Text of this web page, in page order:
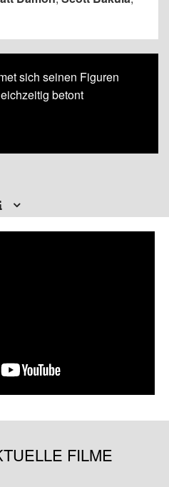
sich seinen Figuren
betont
FILME